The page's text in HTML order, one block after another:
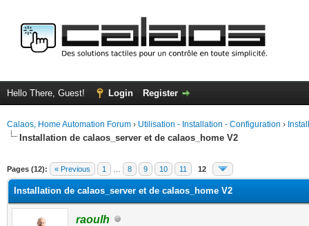
Hello There, Guest! Login Register
Calaos, Home Automation Forum › Utilisation - Installation - Configuration ›
Installation de calaos_server et de calaos_home V2
Pages (12): « Previous 1 8 9 10 11 12
Installation de calaos_server et de calaos_home V2
raoulh